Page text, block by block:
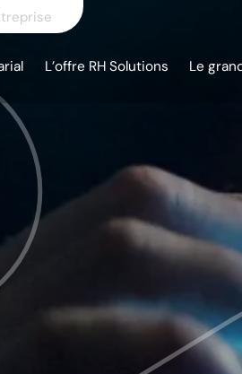
L’offre RH Solutions Le